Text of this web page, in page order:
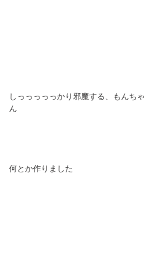
しっっっっっかり邪魔する、もんちゃ
ん
何とか作りました